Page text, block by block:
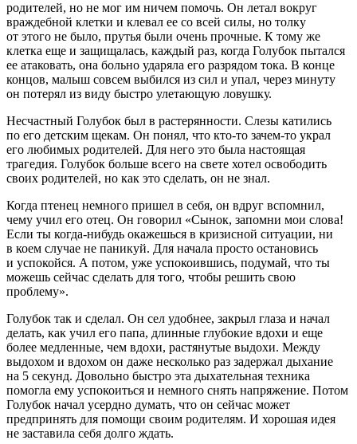
родителей, но не мог им ничем помочь. Он летал вокруг
враждебной клетки и клевал ее со всей силы, но толку
от этого не было, прутья были очень прочные. К тому же
клетка еще и защищалась, каждый раз, когда Голубок пытался
ее атаковать, она больно ударяла его разрядом тока. В конце
концов, малыш совсем выбился из сил и упал, через минуту
он потерял из виду быстро улетающую ловушку.
Несчастный Голубок был в растерянности. Слезы катились
по его детским щекам. Он понял, что кто-то зачем-то украл
его любимых родителей. Для него это была настоящая
трагедия. Голубок больше всего на свете хотел освободить
своих родителей, но как это сделать, он не знал.
Когда птенец немного пришел в себя, он вдруг вспомнил,
чему учил его отец. Он говорил «Сынок, запомни мои слова!
Если ты когда-нибудь окажешься в кризисной ситуации, ни
в коем случае не паникуй. Для начала просто остановись
и успокойся. А потом, уже успокоившись, подумай, что ты
можешь сейчас сделать для того, чтобы решить свою
проблему».
Голубок так и сделал. Он сел удобнее, закрыл глаза и начал
делать, как учил его папа, длинные глубокие вдохи и еще
более медленные, чем вдохи, растянутые выдохи. Между
выдохом и вдохом он даже несколько раз задержал дыхание
на 5 секунд. Довольно быстро эта дыхательная техника
помогла ему успокоиться и немного снять напряжение. Потом
Голубок начал усердно думать, что он сейчас может
предпринять для помощи своим родителям. И хорошая идея
не заставила себя долго ждать.